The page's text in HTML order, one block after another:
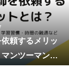
頼するメリッ
ンツーマン・